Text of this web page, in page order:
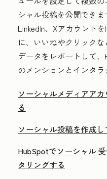
シャル投稿を公開できま
LinkedIn、Xアカウント
に、いいねやクリック
データをレポートして
のメンションとインタ
ソーシャルメディアア
る
ソーシャル投稿を作成し
HubSpotでソーシャル
タリングする